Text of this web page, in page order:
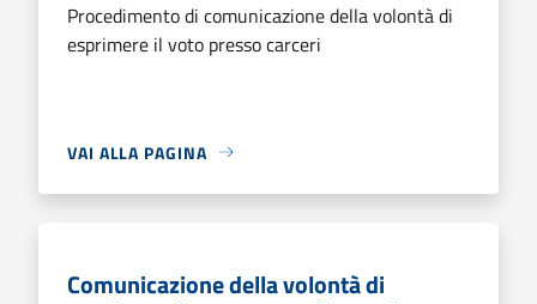
Procedimento di comunicazione della volontà di
esprimere il voto presso carceri
VAI ALLA PAGINA
Comunicazione della volontà di